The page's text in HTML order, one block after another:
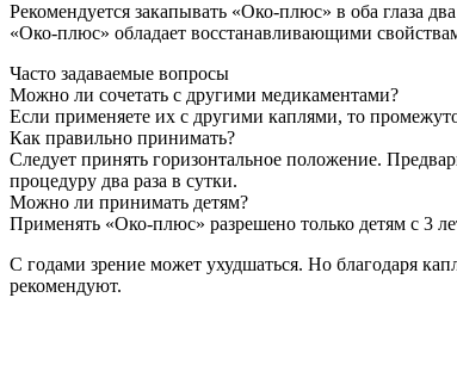
Рекомендуется закапывать «Око-плюс» в оба глаза
«Око-плюс» обладает восстанавливающими
Часто задаваемые вопросы
Можно ли сочетать с другими медикаментами?
Если применяете их с другими каплями, то
Как правильно принимать?
Следует принять горизонтальное положение.
процедуру два раза в сутки.
Можно ли принимать детям?
Применять «Око-плюс» разрешено только детям с 3
С годами зрение может ухудшаться. Но благодаря
рекомендуют.